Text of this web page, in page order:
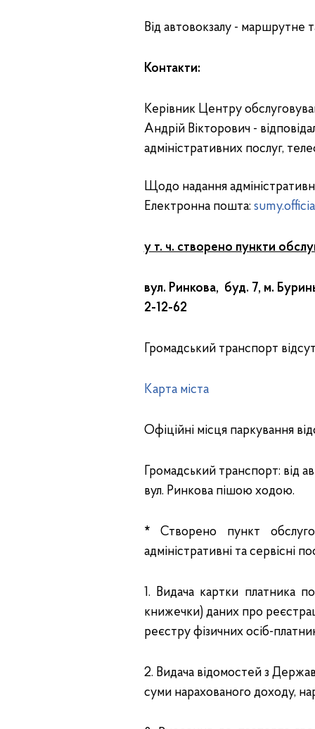
Від автовокзалу - маршрутне
Контакти:
Керівник Центру
Андрій Вікторович -
адміністративних послуг,
Щодо надання
Електронна пошта:
у т. ч. створено пункти
вул. Ринкова, буд. 7, м.
2-12-62
Громадський транспорт
Карта міста
Офіційні місця паркування
Громадський транспорт: від
вул. Ринкова пішою ходою.
*Створено пункт
адміністративні та сервісні
1. Видача картки платника
книжечки) даних про
реєстру фізичних осіб-
2. Видача відомостей з
суми нарахованого доходу,